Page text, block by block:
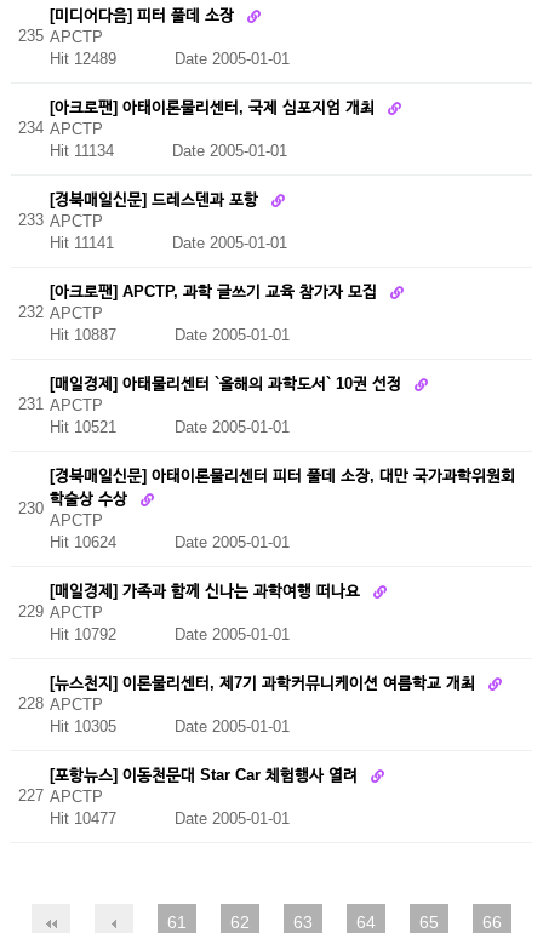
235
[미디어다음] 피터 풀데 소장
APCTP
Hit 12489
Date 2005-01-01
234
[아크로팬] 아태이론물리센터, 국제 심포지엄 개최
APCTP
Hit 11134
Date 2005-01-01
233
[경북매일신문] 드레스덴과 포항
APCTP
Hit 11141
Date 2005-01-01
232
[아크로팬] APCTP, 과학 글쓰기 교육 참가자 모집
APCTP
Hit 10887
Date 2005-01-01
231
[매일경제] 아태물리센터 `올해의 과학도서` 10권 선정
APCTP
Hit 10521
Date 2005-01-01
230
[경북매일신문] 아태이론물리센터 피터 풀데 소장, 대만 국가과학위원회
학술상 수상
APCTP
Hit 10624 Date 2005-01-01
229
[매일경제] 가족과 함께 신나는 과학여행 떠나요
APCTP
Hit 10792
Date 2005-01-01
228
[뉴스천지] 이론물리센터, 제7기 과학커뮤니케이션 여름학교 개최
APCTP
Hit 10305
Date 2005-01-01
227
[포항뉴스] 이동천문대 Star Car 체험행사 열려
APCTP
Hit 10477
Date 2005-01-01
61 62 63 64 65
66